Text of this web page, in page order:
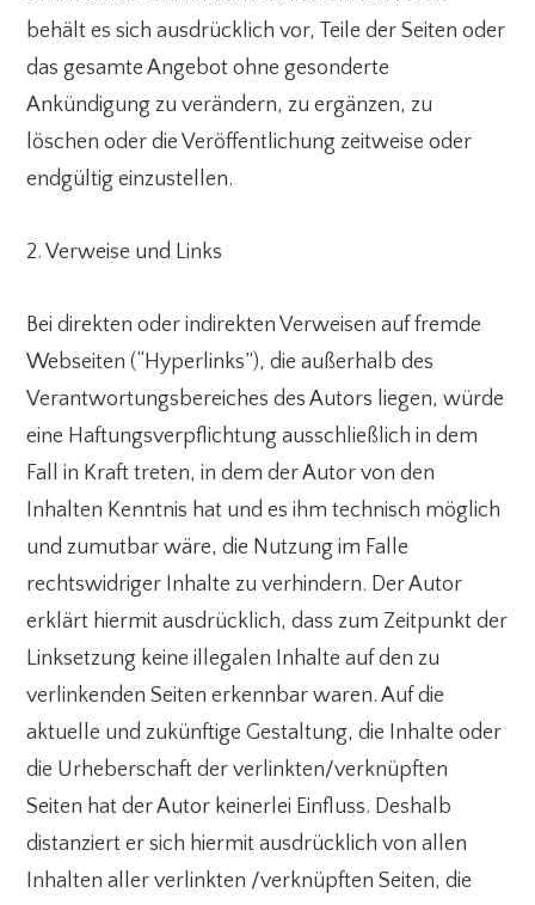
behält es sich ausdrücklich vor, Teile der Seiten oder
das gesamte Angebot ohne gesonderte
Ankündigung zu verändern, zu ergänzen, zu
löschen oder die Veröffentlichung zeitweise oder
endgültig einzustellen.
2. Verweise und Links
Bei direkten oder indirekten Verweisen auf fremde
Webseiten (“Hyperlinks”), die außerhalb des
Verantwortungsbereiches des Autors liegen, würde
eine Haftungsverpflichtung ausschließlich in dem
Fall in Kraft treten, in dem der Autor von den
Inhalten Kenntnis hat und es ihm technisch möglich
und zumutbar wäre, die Nutzung im Falle
rechtswidriger Inhalte zu verhindern. Der Autor
erklärt hiermit ausdrücklich, dass zum Zeitpunkt der
Linksetzung keine illegalen Inhalte auf den zu
verlinkenden Seiten erkennbar waren. Auf die
aktuelle und zukünftige Gestaltung, die Inhalte oder
die Urheberschaft der verlinkten/verknüpften
Seiten hat der Autor keinerlei Einfluss. Deshalb
distanziert er sich hiermit ausdrücklich von allen
Inhalten aller verlinkten /verknüpften Seiten, die